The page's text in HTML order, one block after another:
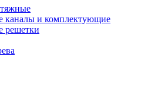
каналы и комплектующие
решетки